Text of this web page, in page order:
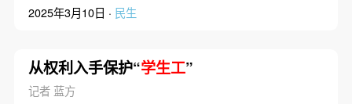
2025年3月10日 · 民生
从权利入手保护“学生工”
记者 蓝方